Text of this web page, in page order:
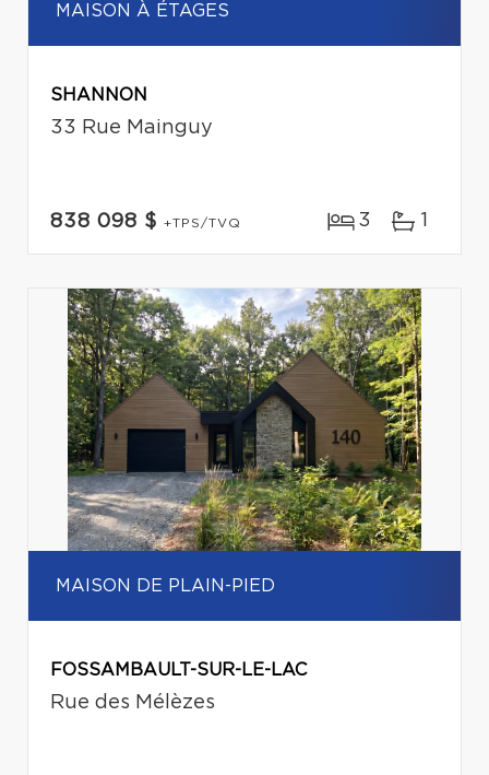
MAISON À ÉTAGES
SHANNON
33 Rue Mainguy
838 098 $ +TPS/TVQ 3 1
MAISON DE PLAIN-PIED
FOSSAMBAULT-SUR-LE-LAC
Rue des Mélèzes